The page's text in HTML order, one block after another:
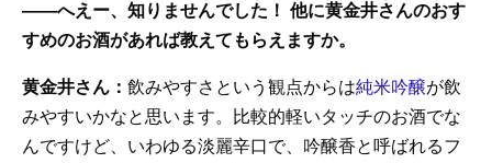
——へえー、知りませんでした！ 他に黄金井さんのおす
すめのお酒があれば教えてもらえますか。
黄金井さん： 飲みやすさという観点からは純米吟醸が飲
みやすいかなと思います。比較的軽いタッチのお酒でな
んですけど、いわゆる淡麗辛口で、吟醸香と呼ばれるフ